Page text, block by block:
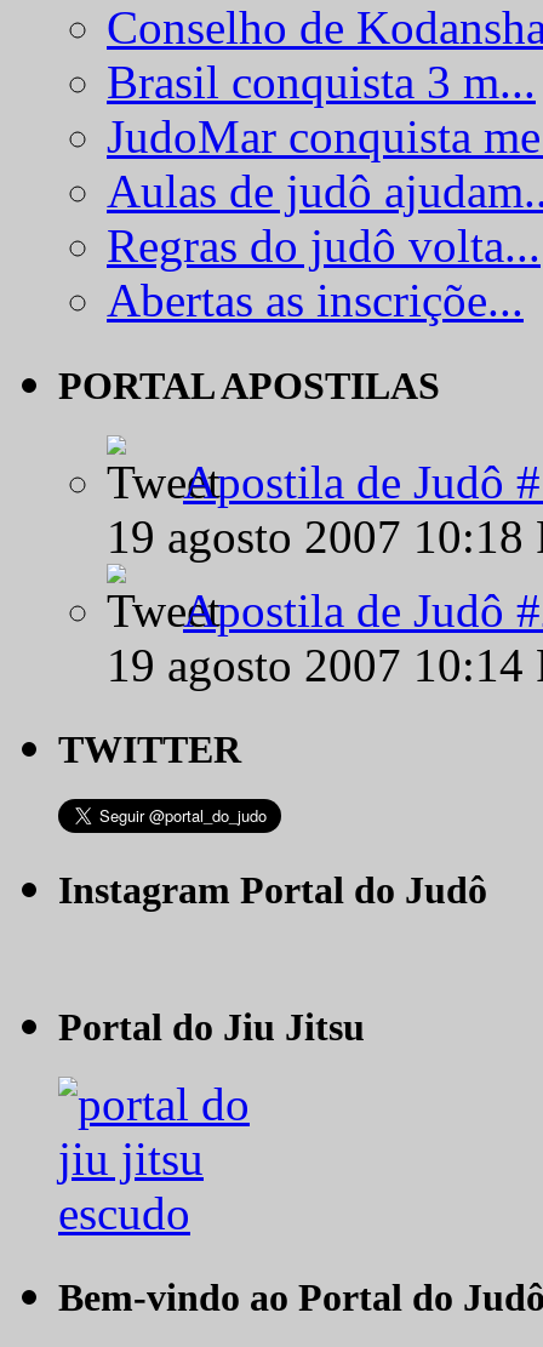
Conselho de
Brasil conquista 3 m...
JudoMar conquista
Aulas de judô
Regras do judô volta...
Abertas as inscriçõe...
PORTAL APOSTILAS
Apostila de Judô
19 agosto 2007
Apostila de Judô
19 agosto 2007
TWITTER
Instagram Portal do Judô
Portal do Jiu Jitsu
Bem-vindo ao Portal do